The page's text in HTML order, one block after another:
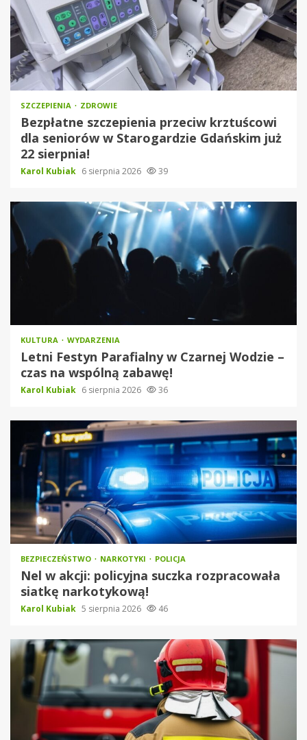
SZCZEPIENIA ZDROWIE
Bezpłatne szczepienia przeciw krztuścowi
dla seniorów w Starogardzie Gdańskim już
22 sierpnia!
Karol Kubiak 6 sierpnia 2026 39
KULTURA WYDARZENIA
Letni Festyn Parafialny w Czarnej Wodzie –
czas na wspólną zabawę!
Karol Kubiak 6 sierpnia 2026 36
BEZPIECZEŃSTWO NARKOTYKI POLICJA
Nel w akcji: policyjna suczka rozpracowała
siatkę narkotykową!
Karol Kubiak 5 sierpnia 2026 46